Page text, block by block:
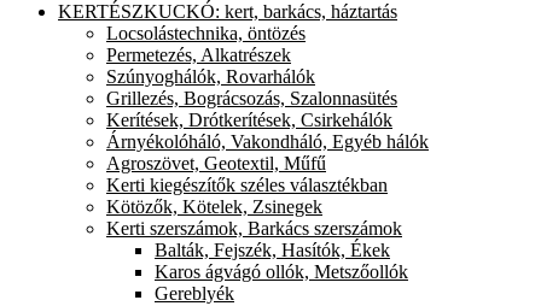
KERTÉSZKUCKÓ: kert, barkács, háztartás
Locsolástechnika, öntözés
Permetezés, Alkatrészek
Szúnyoghálók, Rovarhálók
Grillezés, Bográcsozás, Szalonnasütés
Kerítések, Drótkerítések, Csirkehálók
Árnyékolóháló, Vakondháló, Egyéb hálók
Agroszövet, Geotextil, Műfű
Kerti kiegészítők széles választékban
Kötözők, Kötelek, Zsinegek
Kerti szerszámok, Barkács szerszámok
Balták, Fejszék, Hasítók, Ékek
Karos ágvágó ollók, Metszőollók
Gereblyék